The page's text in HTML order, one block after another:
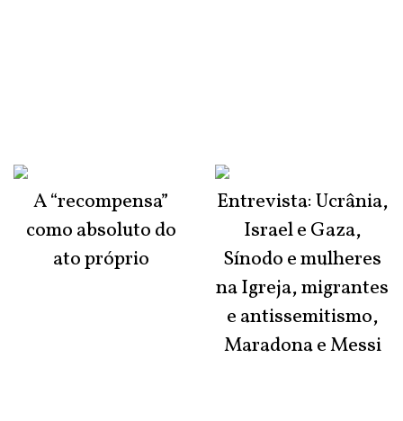
A “recompensa”
como absoluto do
ato próprio
Entrevista: Ucrânia,
Israel e Gaza,
Sínodo e mulheres
na Igreja, migrantes
e antissemitismo,
Maradona e Messi